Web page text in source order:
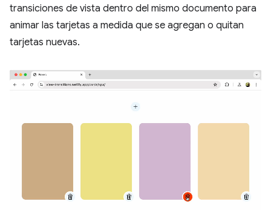
transiciones de vista dentro del mismo documento para
animar las tarjetas a medida que se agregan o quitan
tarjetas nuevas.